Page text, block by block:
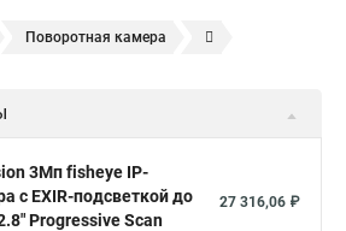
Поворотная камера
hikvision
Hikvision уличная ip камера
3Мп fisheye IP-
c EXIR-подсветкой до
Progressive Scan
27 316,06 ₽